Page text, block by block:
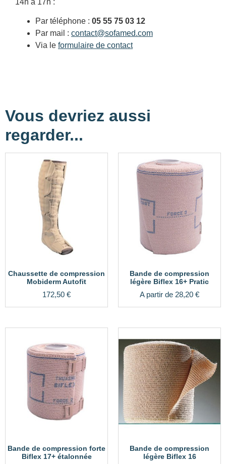
14h à 17h :
Par téléphone : 05 55 75 03 12
Par mail : contact@sofamed.com
Via le formulaire de contact
Vous devriez aussi
regarder...
Chaussette de compression
Mobiderm Autofit
172,50 €
Bande de compression
légère Biflex 16+ Pratic
A partir de 28,20 €
Bande de compression forte
Biflex 17+ étalonnée
Bande de compression
légère Biflex 16